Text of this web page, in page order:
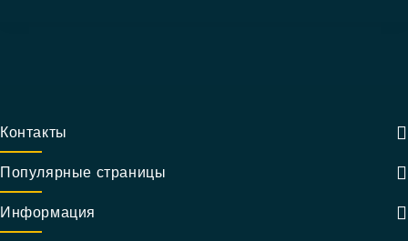
Контакты
Популярные страницы
Информация